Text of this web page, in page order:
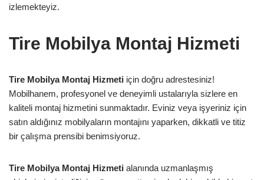
izlemekteyiz.
Tire Mobilya Montaj Hizmeti
Tire Mobilya Montaj Hizmeti için doğru adrestesiniz!
Mobilhanem, profesyonel ve deneyimli ustalarıyla sizlere en
kaliteli montaj hizmetini sunmaktadır. Eviniz veya işyeriniz için
satın aldığınız mobilyaların montajını yaparken, dikkatli ve titiz
bir çalışma prensibi benimsiyoruz.
Tire Mobilya Montaj Hizmeti alanında uzmanlaşmış